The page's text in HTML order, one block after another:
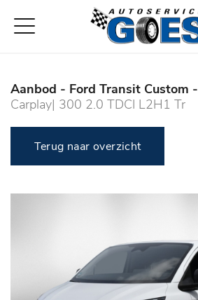
Aanbod - Ford Transit Custom -
Carplay| 300 2.0 TDCI L2H1 Tr
Terug naar overzicht